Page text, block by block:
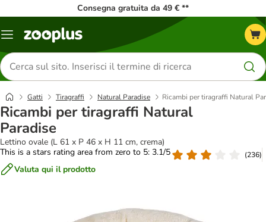
Consegna gratuita da 49 € **
Overview
Cerca
prodotti
Gatti Tiragraffi Natural Paradise Ricambi per tiragraffi Natural
Ricambi per tiragraffi Natural
Paradise
Lettino ovale (L 61 x P 46 x H 11 cm, crema)
This is a stars rating area from zero to 5: 3.1/5
(236)
Valuta qui il prodotto